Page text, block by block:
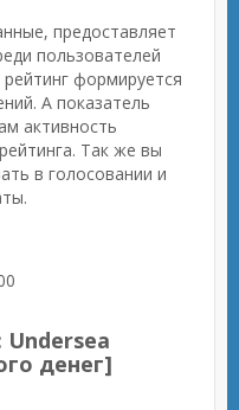
предоставляет
пользователей
формируется
А показатель
активность
Так же вы
в голосовании и
денег]